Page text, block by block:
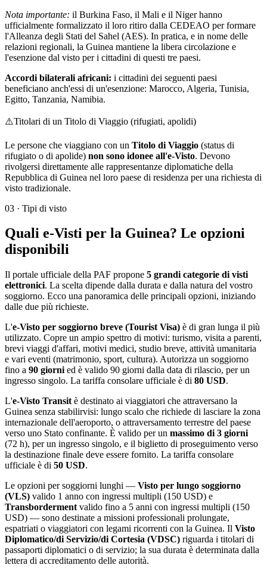
Nota importante: il Burkina Faso, il Mali e il Niger hanno
ufficialmente formalizzato il loro ritiro dalla CEDEAO per formare
l'Alleanza degli Stati del Sahel (AES). In pratica, e in nome delle
relazioni regionali, la Guinea mantiene la libera circolazione e
l'esenzione dal visto per i cittadini di questi tre paesi.
Accordi bilaterali africani: i cittadini dei seguenti paesi
beneficiano anch'essi di un'esenzione: Marocco, Algeria, Tunisia,
Egitto, Tanzania, Namibia.
⚠️Titolari di un Titolo di Viaggio (rifugiati, apolidi)
Le persone che viaggiano con un Titolo di Viaggio (status di
rifugiato o di apolide) non sono idonee all'e-Visto. Devono
rivolgersi direttamente alle rappresentanze diplomatiche della
Repubblica di Guinea nel loro paese di residenza per una richiesta di
visto tradizionale.
03 · Tipi di visto
Quali e-Visti per la Guinea? Le opzioni
disponibili
Il portale ufficiale della PAF propone 5 grandi categorie di visti
elettronici. La scelta dipende dalla durata e dalla natura del vostro
soggiorno. Ecco una panoramica delle principali opzioni, iniziando
dalle due più richieste.
L'e-Visto per soggiorno breve (Tourist Visa) è di gran lunga il più
utilizzato. Copre un ampio spettro di motivi: turismo, visita a parenti,
brevi viaggi d'affari, motivi medici, studio breve, attività umanitaria
e vari eventi (matrimonio, sport, cultura). Autorizza un soggiorno
fino a 90 giorni ed è valido 90 giorni dalla data di rilascio, per un
ingresso singolo. La tariffa consolare ufficiale è di 80 USD.
L'e-Visto Transit è destinato ai viaggiatori che attraversano la
Guinea senza stabilirvisi: lungo scalo che richiede di lasciare la zona
internazionale dell'aeroporto, o attraversamento terrestre del paese
verso uno Stato confinante. È valido per un massimo di 3 giorni
(72 h), per un ingresso singolo, e il biglietto di proseguimento verso
la destinazione finale deve essere fornito. La tariffa consolare
ufficiale è di 50 USD.
Le opzioni per soggiorni lunghi — Visto per lungo soggiorno
(VLS) valido 1 anno con ingressi multipli (150 USD) e
Transborderment valido fino a 5 anni con ingressi multipli (150
USD) — sono destinate a missioni professionali prolungate,
espatriati o viaggiatori con legami ricorrenti con la Guinea. Il Visto
Diplomatico/di Servizio/di Cortesia (VDSC) riguarda i titolari di
passaporti diplomatici o di servizio; la sua durata è determinata dalla
lettera di accreditamento delle autorità.